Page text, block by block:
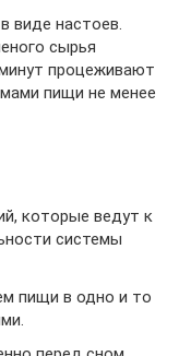
виде настоев.
сырья
процеживают
пищи не менее
которые ведут к
системы
пищи в одно и то